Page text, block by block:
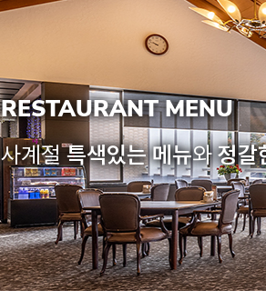
RESTAURANT MENU
사계절특색있는 메뉴와정갈